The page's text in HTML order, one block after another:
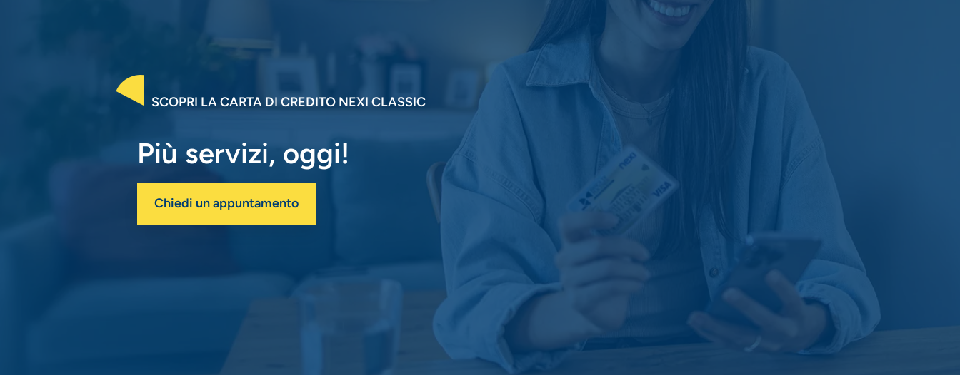
SCOPRI LA CARTA DI CREDITO NEXI CLASSIC
Più servizi, oggi!
Chiedi un appuntamento